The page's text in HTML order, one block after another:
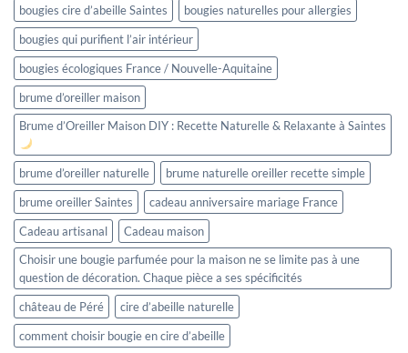
bougies cire d’abeille Saintes
bougies naturelles pour allergies
bougies qui purifient l’air intérieur
bougies écologiques France / Nouvelle-Aquitaine
brume d’oreiller maison
Brume d’Oreiller Maison DIY : Recette Naturelle & Relaxante à Saintes
brume d’oreiller naturelle
brume naturelle oreiller recette simple
brume oreiller Saintes
cadeau anniversaire mariage France
Cadeau artisanal
Cadeau maison
Choisir une bougie parfumée pour la maison ne se limite pas à une
question de décoration. Chaque pièce a ses spécificités
château de Péré
cire d’abeille naturelle
comment choisir bougie en cire d’abeille